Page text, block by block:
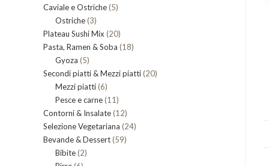
prodotti
Caviale e Ostriche 55
Ostriche 33
prodotti
Plateau Sushi Mix 2020
prodotti
Pasta, Ramen & Soba 1818
Gyoza 55
prodotti
Secondi piatti & Mezzi piatti 2020
Mezzi piatti 66
prodotti
Pesce e carne 1111
prodotti
Contorni & Insalate 1212
prodotti
Selezione Vegetariana 2424
Bevande & Dessert 5959
Bibite 22